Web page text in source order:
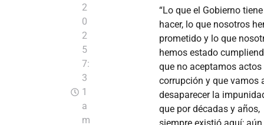
2
0
2
5
7:
3
1
a
m
“Lo que el Gobierno
hacer, lo que nosotros
prometido y lo que
hemos estado
que no aceptamos actos
corrupción y que vamos
desaparecer la
que por décadas y años,